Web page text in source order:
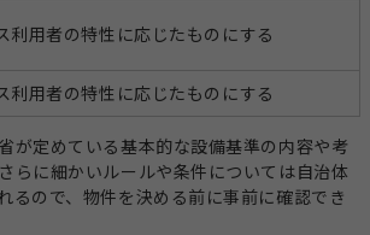
利用者の特性に応じたものにする
利用者の特性に応じたものにする
が定めている基本的な設備基準の内容や考
らに細かいルールや条件については自治体
るので、物件を決める前に事前に確認でき